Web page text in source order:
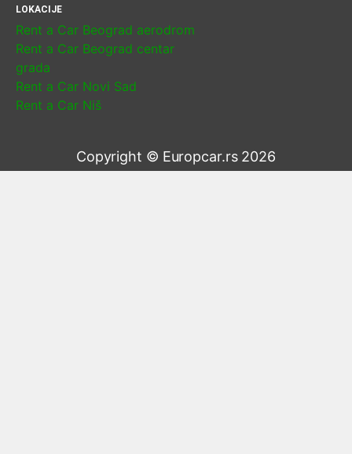
LOKACIJE
Rent a Car Beograd aerodrom
Rent a Car Beograd centar
grada
Rent a Car Novi Sad
Rent a Car Niš
Copyright © Europcar.rs 2026